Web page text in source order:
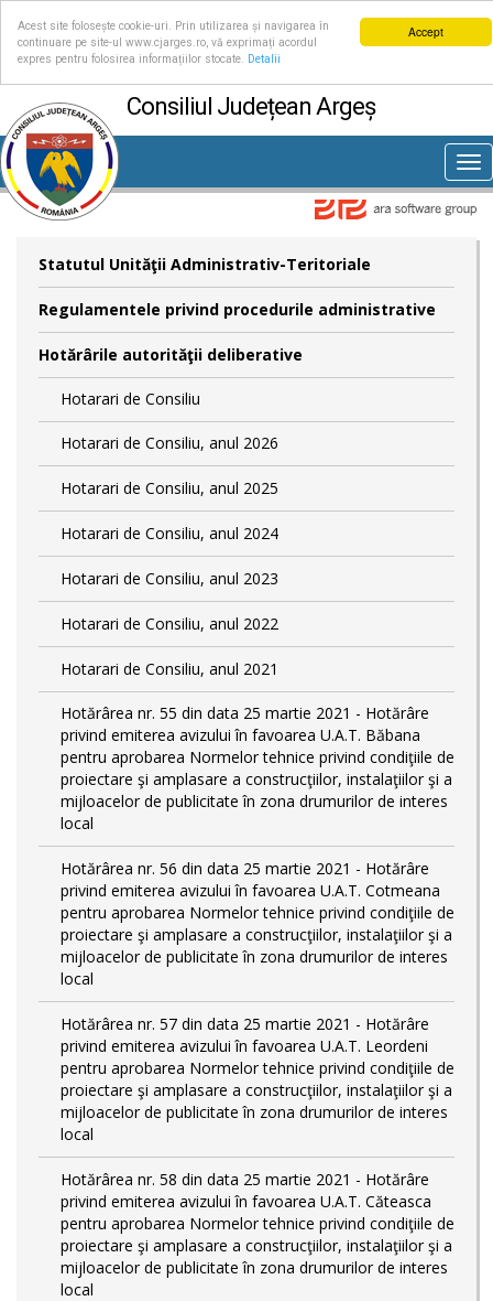
Accept
Acest site folosește cookie-uri. Prin utilizarea și navigarea în
continuare pe site-ul www.cjarges.ro, vă exprimați acordul
expres pentru folosirea informațiilor stocate.
Detalii
Consiliul Județean Argeș
Statutul Unităţii Administrativ-Teritoriale
Regulamentele privind procedurile administrative
Hotărârile autorităţii deliberative
Hotarari de Consiliu
Hotarari de Consiliu, anul 2026
Hotarari de Consiliu, anul 2025
Hotarari de Consiliu, anul 2024
Hotarari de Consiliu, anul 2023
Hotarari de Consiliu, anul 2022
Hotarari de Consiliu, anul 2021
Hotărârea nr. 55 din data 25 martie 2021 - Hotărâre
privind emiterea avizului în favoarea U.A.T. Băbana
pentru aprobarea Normelor tehnice privind condiţiile de
proiectare şi amplasare a construcţiilor, instalaţiilor şi a
mijloacelor de publicitate în zona drumurilor de interes
local
Hotărârea nr. 56 din data 25 martie 2021 - Hotărâre
privind emiterea avizului în favoarea U.A.T. Cotmeana
pentru aprobarea Normelor tehnice privind condiţiile de
proiectare şi amplasare a construcţiilor, instalaţiilor şi a
mijloacelor de publicitate în zona drumurilor de interes
local
Hotărârea nr. 57 din data 25 martie 2021 - Hotărâre
privind emiterea avizului în favoarea U.A.T. Leordeni
pentru aprobarea Normelor tehnice privind condiţiile de
proiectare şi amplasare a construcţiilor, instalaţiilor şi a
mijloacelor de publicitate în zona drumurilor de interes
local
Hotărârea nr. 58 din data 25 martie 2021 - Hotărâre
privind emiterea avizului în favoarea U.A.T. Căteasca
pentru aprobarea Normelor tehnice privind condiţiile de
proiectare şi amplasare a construcţiilor, instalaţiilor şi a
mijloacelor de publicitate în zona drumurilor de interes
local